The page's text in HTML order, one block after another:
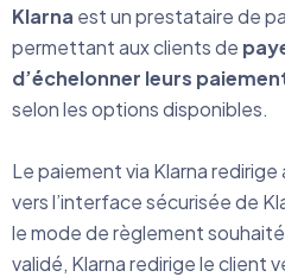
Klarna est un prestataire de
permettant aux clients de
d’échelonner leurs
selon les options disponibles.
Le paiement via Klarna
vers l’interface sécurisée de
le mode de règlement
validé, Klarna redirige le client